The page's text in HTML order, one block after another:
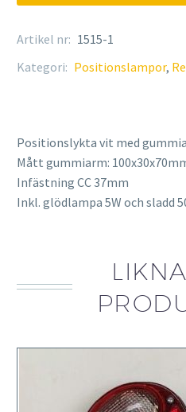
Artikel nr: 1515-1
Kategori: Positionslampor,
Positionslykta vit med
Mått gummiarm:
Infästning CC 37mm
Inkl. glödlampa 5W och sladd